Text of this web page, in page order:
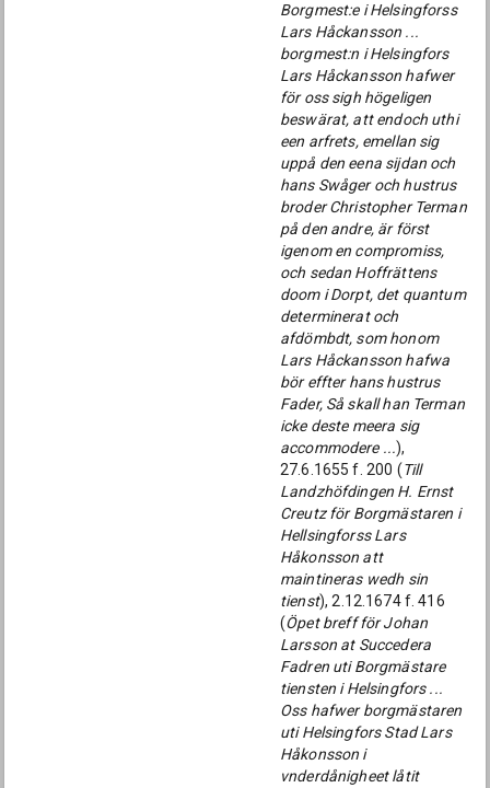
Borgmest:e i Helsingforss
Lars Håckansson ...
borgmest:n i Helsingfors
Lars Håckansson hafwer
för oss sigh högeligen
beswärat, att endoch uthi
een arfrets, emellan sig
uppå den eena sijdan och
hans Swåger och hustrus
broder Christopher Terman
på den andre, är först
igenom en compromiss,
och sedan Hoffrättens
doom i Dorpt, det quantum
determinerat och
afdömbdt, som honom
Lars Håckansson hafwa
bör effter hans hustrus
Fader, Så skall han Terman
icke deste meera sig
accommodere ...),
27.6.1655 f. 200 (Till
Landzhöfdingen H. Ernst
Creutz för Borgmästaren i
Hellsingforss Lars
Håkonsson att
maintineras wedh sin
tienst), 2.12.1674 f. 416
(Öpet breff för Johan
Larsson at Succedera
Fadren uti Borgmästare
tiensten i Helsingfors ...
Oss hafwer borgmästaren
uti Helsingfors Stad Lars
Håkonsson i
vnderdånigheet låtit